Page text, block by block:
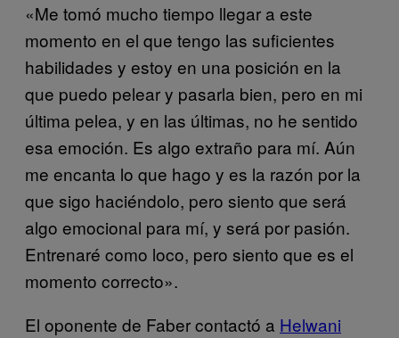
«Me tomó mucho tiempo llegar a este
momento en el que tengo las suficientes
habilidades y estoy en una posición en la
que puedo pelear y pasarla bien, pero en mi
última pelea, y en las últimas, no he sentido
esa emoción. Es algo extraño para mí. Aún
me encanta lo que hago y es la razón por la
que sigo haciéndolo, pero siento que será
algo emocional para mí, y será por pasión.
Entrenaré como loco, pero siento que es el
momento correcto».
El oponente de Faber contactó a Helwani